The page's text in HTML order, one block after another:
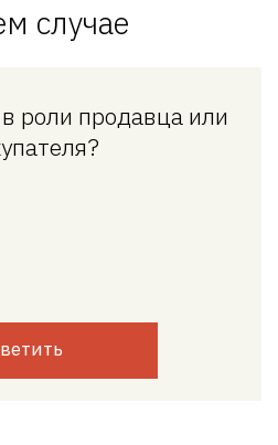
случае
роли продавца или